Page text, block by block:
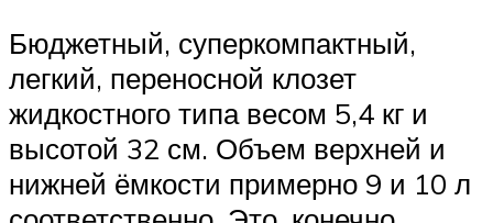
Бюджетный, суперкомпактный,
легкий, переносной клозет
жидкостного типа весом 5,4 кг и
высотой 32 см. Объем верхней и
нижней ёмкости примерно 9 и 10 л